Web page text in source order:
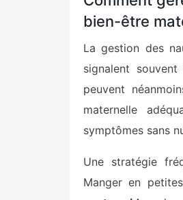
bien-être
La gestion des
signalent
peuvent
maternelle
symptômes sans
Une stratégie
Manger en